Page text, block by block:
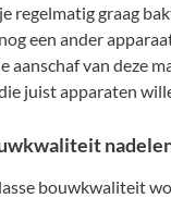
regelmatig graag
een ander
aanschaf van deze
juist apparaten
bouwkwaliteit